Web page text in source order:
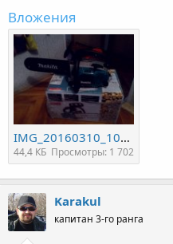
Вложения
IMG_20160310_100203[1].jpg
44,4 КБ Просмотры: 1 702
Karakul
капитан 3-го ранга